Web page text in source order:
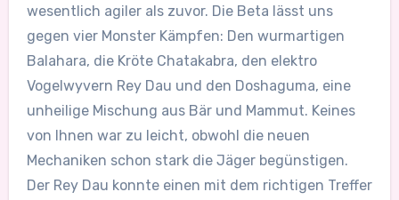
wesentlich agiler als zuvor. Die Beta lässt uns
gegen vier Monster Kämpfen: Den wurmartigen
Balahara, die Kröte Chatakabra, den elektro
Vogelwyvern Rey Dau und den Doshaguma, eine
unheilige Mischung aus Bär und Mammut. Keines
von Ihnen war zu leicht, obwohl die neuen
Mechaniken schon stark die Jäger begünstigen.
Der Rey Dau konnte einen mit dem richtigen Treffer